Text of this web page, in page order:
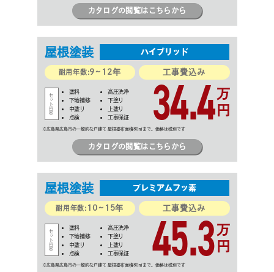
カタログの閲覧はこちらから
屋根塗装 ハイブリッド
耐用年数:9~12年 工事費込み
塗料
高圧洗浄
下地補修
下塗り
中塗り
上塗り
点検
工事保証 34.4万
円
カタログの閲覧はこちらから
屋根塗装 プレミアムフッ素
耐用年数: 10~15年 工事費込み
塗料
高圧洗浄
下地補修
下塗り
中塗り
上塗り
点検
工事保証 45.3万
円